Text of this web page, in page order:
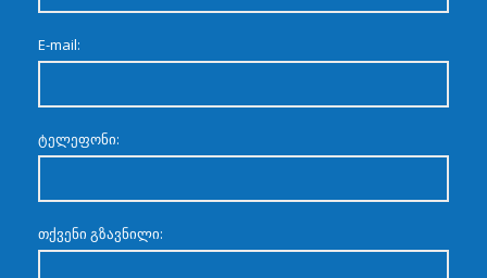
E-mail:
ტელეფონი:
თქვენი გზავნილი: